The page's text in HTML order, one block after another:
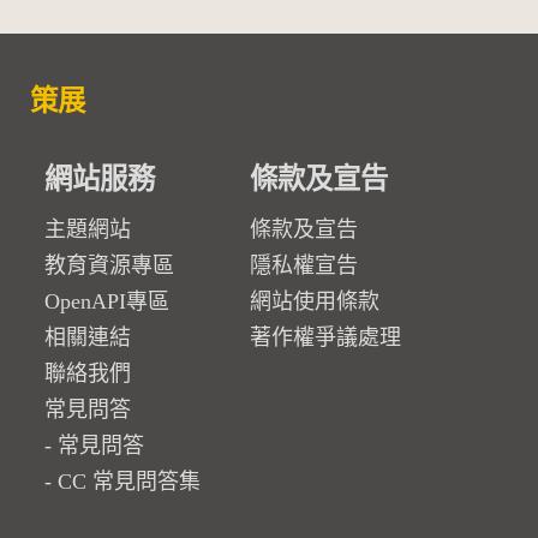
策展
網站服務
主題網站
教育資源專區
OpenAPI專區
相關連結
聯絡我們
常見問答
常見問答
CC 常見問答集
條款及宣告
條款及宣告
隱私權宣告
網站使用條款
著作權爭議處理